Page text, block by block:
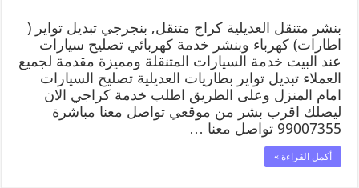
بنشر متنقل العديلية كراج متنقل, بنجرجي تبديل تواير (
اطارات) كهرباء وبنشر خدمة كهربائي تصليح سيارات
عند البيت خدمة السيارات المتنقلة ومميزة مقدمة لجميع
العملاء تبديل تواير بطاريات العديلية تصليح السيارات
امام المنزل وعلى الطريق اطلب خدمة كراجي الان
ليصلك اقرب بشر من موقعي تواصل معنا مباشرة
99007355 تواصل معنا …
أكمل القراءة »